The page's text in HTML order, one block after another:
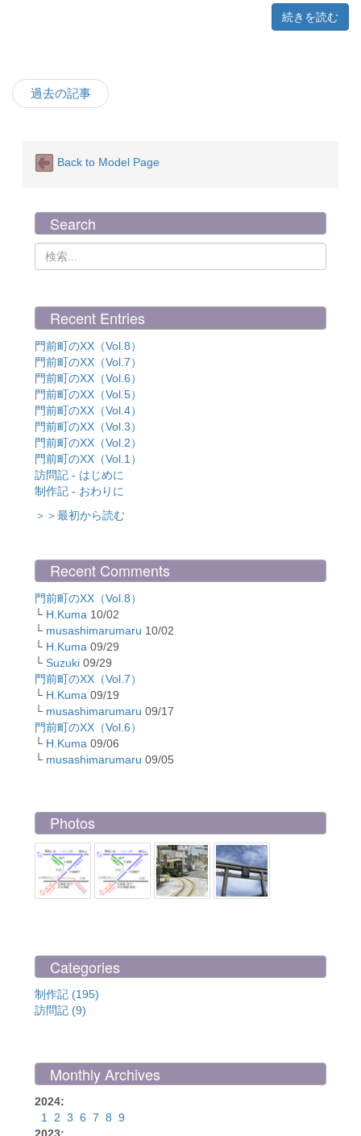
続きを読む
過去の記事
Back to Model Page
Search
Recent Entries
門前町のXX（Vol.8）
門前町のXX（Vol.7）
門前町のXX（Vol.6）
門前町のXX（Vol.5）
門前町のXX（Vol.4）
門前町のXX（Vol.3）
門前町のXX（Vol.2）
門前町のXX（Vol.1）
訪問記 - はじめに
制作記 - おわりに
＞＞最初から読む
Recent Comments
門前町のXX（Vol.8）
└ H.Kuma 10/02
└ musashimarumaru 10/02
└ H.Kuma 09/29
└ Suzuki 09/29
門前町のXX（Vol.7）
└ H.Kuma 09/19
└ musashimarumaru 09/17
門前町のXX（Vol.6）
└ H.Kuma 09/06
└ musashimarumaru 09/05
Photos
Categories
制作記 (195)
訪問記 (9)
Monthly Archives
2024:
1 2 3 6 7 8 9